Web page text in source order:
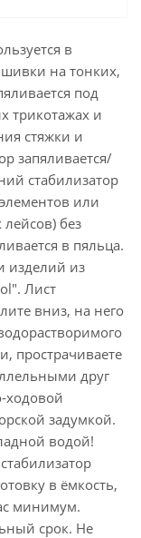
в
на тонких,
под
трикотажах и
стяжки и
запяливается/
стабилизатор
или
без
в пяльца.
изделий из
Лист
вниз, на него
прострачиваете
друг
ходовой
задумкой.
водой!
в ёмкость,
минимум.
срок. Не